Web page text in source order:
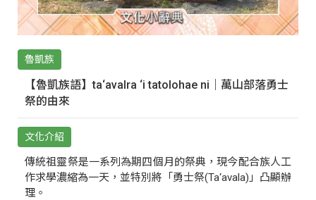
魯凱族
【魯凱族語】ta‘avalra ‘i tatolohae ni｜萬山部落勇士
祭的由來
文化介紹
傳統祖靈祭是一系列為期四個月的祭典，現今配合族人工
作求學濃縮為一天，並特別將「勇士祭(Ta‘avala)」凸顯辦
理。